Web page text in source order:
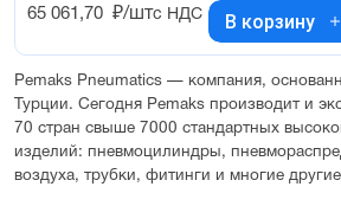
65 061,70 ₽/штс НДС В корзину
Pemaks Pneumatics — компания,
Турции. Сегодня Pemaks производит и
70 стран свыше 7000 стандартных
изделий: пневмоцилиндры,
воздуха, трубки, фитинги и многие